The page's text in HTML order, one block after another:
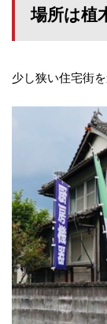
場所は植
少し狭い住宅街